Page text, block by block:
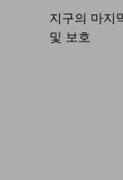
지구의 마지
및 보호